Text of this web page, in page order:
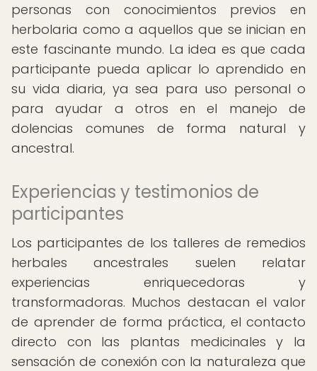
personas con conocimientos previos en
herbolaria como a aquellos que se inician en
este fascinante mundo. La idea es que cada
participante pueda aplicar lo aprendido en
su vida diaria, ya sea para uso personal o
para ayudar a otros en el manejo de
dolencias comunes de forma natural y
ancestral.
Experiencias y testimonios de
participantes
Los participantes de los talleres de remedios
herbales ancestrales suelen relatar
experiencias enriquecedoras y
transformadoras. Muchos destacan el valor
de aprender de forma práctica, el contacto
directo con las plantas medicinales y la
sensación de conexión con la naturaleza que